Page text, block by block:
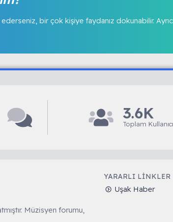
bir çok kişiye faydanız dokunabilir.
3.6K
Toplam
Müzisyen forumu,
YARARLI LINKLER
Uşak Haber